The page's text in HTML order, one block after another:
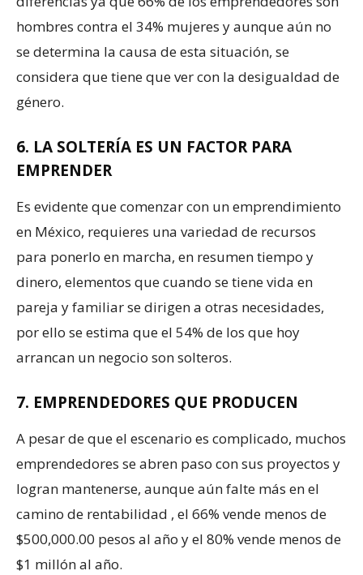
hombres contra el 34% mujeres y aunque aún no
se determina la causa de esta situación, se
considera que tiene que ver con la desigualdad de
género.
6. LA SOLTERÍA ES UN FACTOR PARA
EMPRENDER
Es evidente que comenzar con un emprendimiento
en México, requieres una variedad de recursos
para ponerlo en marcha, en resumen tiempo y
dinero, elementos que cuando se tiene vida en
pareja y familiar se dirigen a otras necesidades,
por ello se estima que el 54% de los que hoy
arrancan un negocio son solteros.
7. EMPRENDEDORES QUE PRODUCEN
A pesar de que el escenario es complicado, muchos
emprendedores se abren paso con sus proyectos y
logran mantenerse, aunque aún falte más en el
camino de rentabilidad , el 66% vende menos de
$500,000.00 pesos al año y el 80% vende menos de
$1 millón al año.